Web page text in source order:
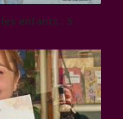
les enfants : 5